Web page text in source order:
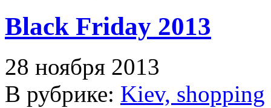
Black Friday 2013
28 ноября 2013
В рубрике: Kiev, shopping